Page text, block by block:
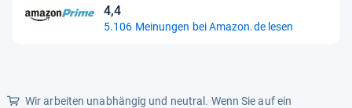
Modellbezeichnung
Produktart 2 Batterietester mit Display
4,4
4,4
von
5.106 Meinungen bei Amazon.de lesen
Wir arbeiten unabhängig und neutral. Wenn Sie auf ein